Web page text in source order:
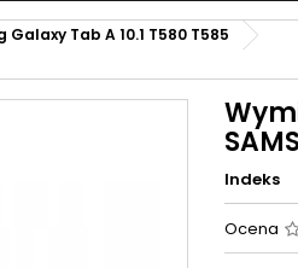
Galaxy Tab A 10.1 T580 T585
Indeks
Ocena